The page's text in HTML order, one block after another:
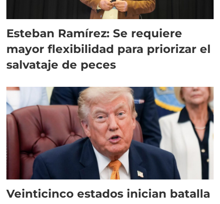
Esteban Ramírez: Se requiere
mayor flexibilidad para priorizar el
salvataje de peces
Veinticinco estados inician batalla